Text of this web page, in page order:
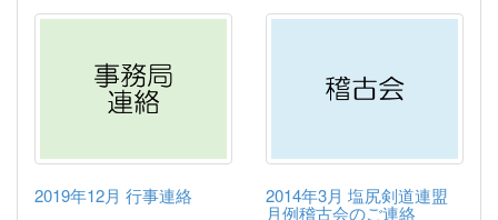
2019年12月 行事連絡 2014年3月 塩尻剣道連盟
月例稽古会のご連絡